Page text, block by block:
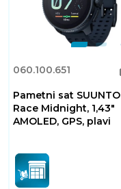
060.100.651
Pametni sat SUUNTO
Race Midnight, 1,43"
AMOLED, GPS, plavi